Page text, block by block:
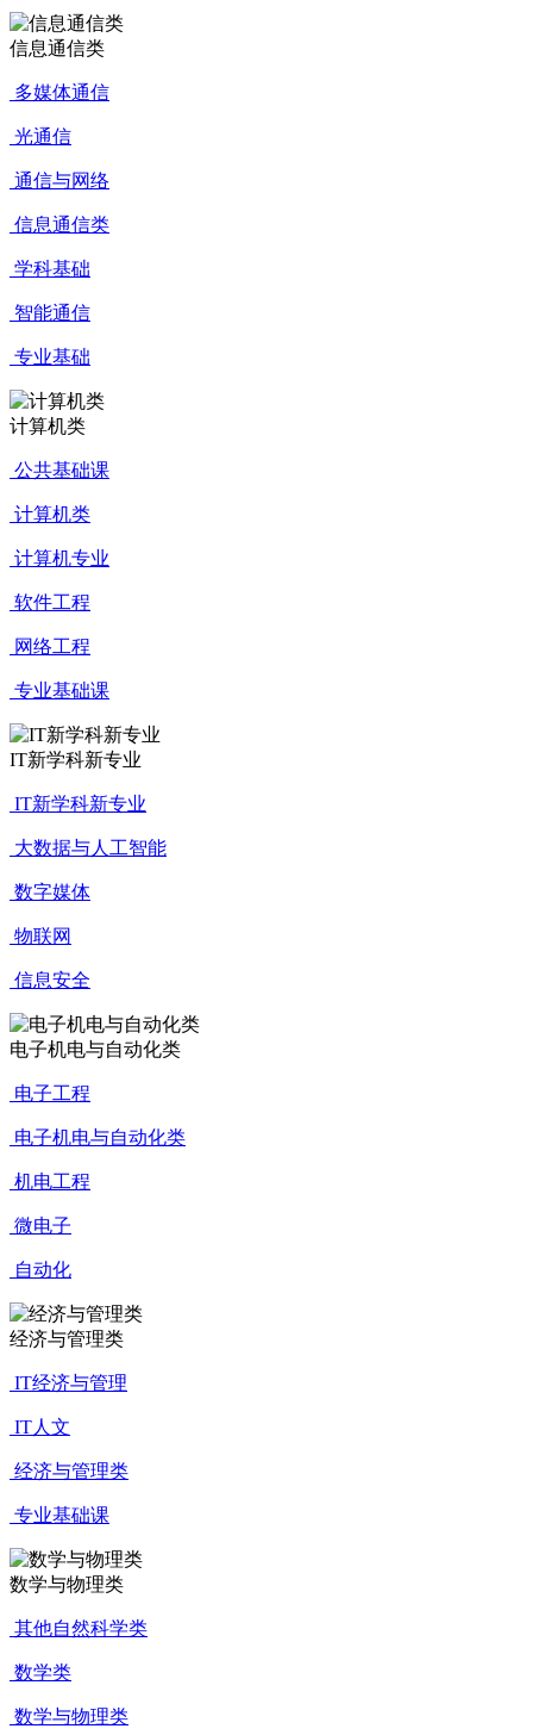
信息通信类
多媒体通信
光通信
通信与网络
信息通信类
学科基础
智能通信
专业基础
计算机类
公共基础课
计算机类
计算机专业
软件工程
网络工程
专业基础课
IT新学科新专业
IT新学科新专业
大数据与人工智能
数字媒体
物联网
信息安全
电子机电与自动化类
电子工程
电子机电与自动化类
机电工程
微电子
自动化
经济与管理类
IT经济与管理
IT人文
经济与管理类
专业基础课
数学与物理类
其他自然科学类
数学类
数学与物理类